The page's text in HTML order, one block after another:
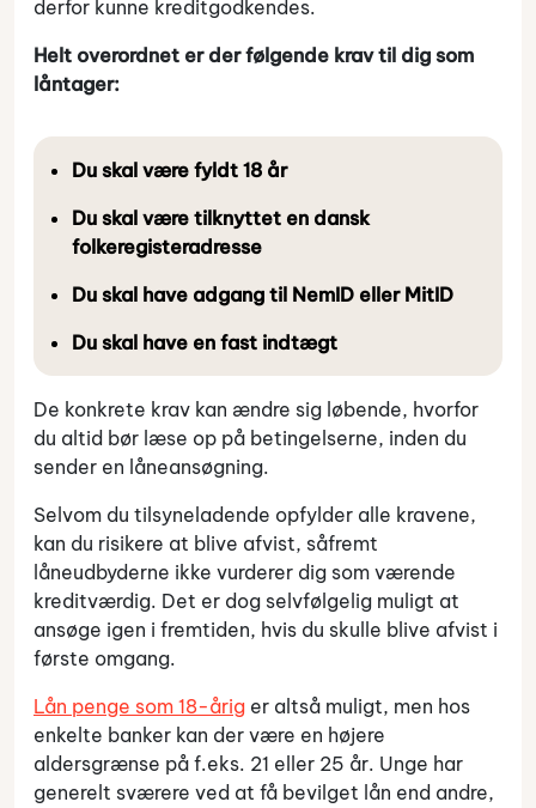
derfor kunne kreditgodkendes.
Helt overordnet er der følgende krav til dig som
låntager:
Du skal være fyldt 18 år
Du skal være tilknyttet en dansk
folkeregisteradresse
Du skal have adgang til NemID eller MitID
Du skal have en fast indtægt
De konkrete krav kan ændre sig løbende, hvorfor
du altid bør læse op på betingelserne, inden du
sender en låneansøgning.
Selvom du tilsyneladende opfylder alle kravene,
kan du risikere at blive afvist, såfremt
låneudbyderne ikke vurderer dig som værende
kreditværdig. Det er dog selvfølgelig muligt at
ansøge igen i fremtiden, hvis du skulle blive afvist i
første omgang.
Lån penge som 18-årig er altså muligt, men hos
enkelte banker kan der være en højere
aldersgrænse på f.eks. 21 eller 25 år. Unge har
generelt sværere ved at få bevilget lån end andre,